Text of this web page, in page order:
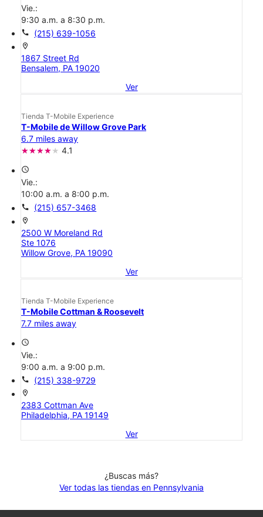
Vie.:
9:30 a.m. a 8:30 p.m.
call (215) 639-1056
location_on
1867 Street Rd
Bensalem, PA 19020
Ver
Tienda T-Mobile Experience
T-Mobile de Willow Grove Park
6.7 miles away
4.1
access_time
Vie.:
10:00 a.m. a 8:00 p.m.
call (215) 657-3468
location_on
2500 W Moreland Rd
Ste 1076
Willow Grove, PA 19090
Ver
Tienda T-Mobile Experience
T-Mobile Cottman & Roosevelt
7.7 miles away
access_time
Vie.:
9:00 a.m. a 9:00 p.m.
call (215) 338-9729
location_on
2383 Cottman Ave
Philadelphia, PA 19149
Ver
¿Buscas más?
Ver todas las tiendas en Pennsylvania